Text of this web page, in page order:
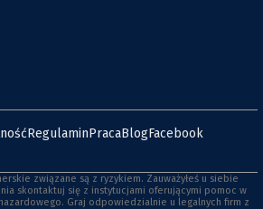
RegulaminPracaBlogFacebook
związane są z ryzykiem. Zauważyłeś u siebie
skontaktuj się z instytucjami oferującymi pomoc w
Graj odpowiedzialnie u legalnych firm z